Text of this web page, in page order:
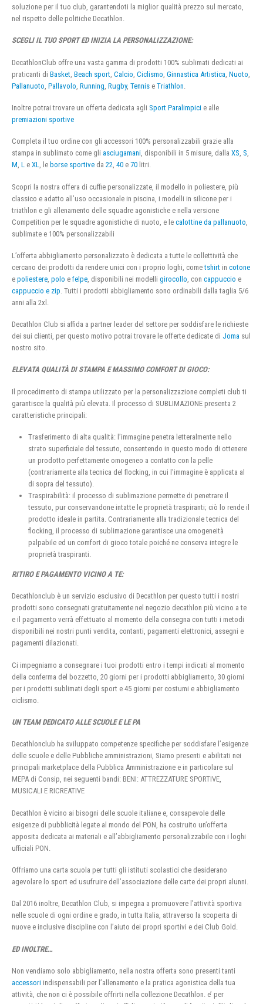
soluzione per il tuo club, garantendoti la miglior qualità prezzo sul mercato,
nel rispetto delle politiche Decathlon.
SCEGLI IL TUO SPORT ED INIZIA LA PERSONALIZZAZIONE:
DecathlonClub offre una vasta gamma di prodotti 100% sublimati dedicati ai
praticanti di Basket Beach sport Calcio Ciclismo Ginnastica Artistica Nuoto
Pallanuoto Pallavolo Running Rugby, Tennis e Triathlon
Inoltre potrai trovare un offerta dedicata agli Sport Paralimpici e alle
premiazioni sportive
Completa il tuo ordine con gli accessori 100% personalizzabili grazie alla
stampa in sublimato come gli asciugamani, disponibili in 5 misure, dalla XS, S,
M, L e XL, le borse sportive da 22, 40 e 70 litri.
Scopri la nostra offera di cuffie personalizzate, il modello in poliestere, più
classico e adatto all’uso occasionale in piscina, i modelli in silicone per i
triathlon e gli allenamento delle squadre agonistiche e nella versione
Competition per le squadre agonistiche di nuoto, e le calottine da pallanuoto
sublimate e 100% personalizzabili
L’offerta abbigliamento personalizzato è dedicata a tutte le collettività che
cercano dei prodotti da rendere unici con i proprio loghi, cometshirt in cotone
e poliestere polo e felpe , disponibili nei modelli girocollo , con cappuccio e
cappuccio e zip . Tutti i prodotti abbigliamento sono ordinabili dalla taglia 5/6
anni alla 2xl.
Decathlon Club si affida a partner leader del settore per soddisfare le richieste
dei sui clienti, per questo motivo potrai trovare le offerte dedicate di Joma sul
nostro sito.
ELEVATA QUALITÀ DI STAMPA E MASSIMO COMFORT DI GIOCO:
Il procedimento di stampa utilizzato per la personalizzazione completi club ti
garantisce la qualità più elevata. Il processo di SUBLIMAZIONE presenta 2
caratteristiche principali:
Trasferimento di alta qualità: l’immagine penetra letteralmente nello
strato superficiale del tessuto, consentendo in questo modo di ottenere
un prodotto perfettamente omogeneo a contatto con la pelle
(contrariamente alla tecnica del flocking, in cui l’immagine è applicata al
di sopra del tessuto).
Traspirabilità: il processo di sublimazione permette di penetrare il
tessuto, pur conservandone intatte le proprietà traspiranti; ciò lo rende il
prodotto ideale in partita. Contrariamente alla tradizionale tecnica del
flocking, il processo di sublimazione garantisce una omogeneità
palpabile ed un comfort di gioco totale poiché ne conserva integre le
proprietà traspiranti.
RITIRO E PAGAMENTO VICINO A TE:
Decathlonclub è un servizio esclusivo di Decathlon per questo tutti i nostri
prodotti sono consegnati gratuitamente nel negozio decathlon più vicino a te
e il pagamento verrà effettuato al momento della consegna con tutti i metodi
disponibili nei nostri punti vendita, contanti, pagamenti elettronici, assegni e
pagamenti dilazionati.
Ci impegniamo a consegnare i tuoi prodotti entro i tempi indicati al momento
della conferma del bozzetto, 20 giorni per i prodotti abbigliamento, 30 giorni
per i prodotti sublimati degli sport e 45 giorni per costumi e abbigliamento
ciclismo.
UN TEAM DEDICATO ALLE SCUOLE E LE PA
Decathlonclub ha sviluppato competenze specifiche per soddisfare l’esigenze
delle scuole e delle Pubbliche amministrazioni, Siamo presenti e abilitati nei
principali marketplace della Pubblica Amministrazione e in particolare sul
MEPA di Consip, nei seguenti bandi: BENI: ATTREZZATURE SPORTIVE,
MUSICALI E RICREATIVE
Decathlon è vicino ai bisogni delle scuole italiane e, consapevole delle
esigenze di pubblicità legate al mondo del PON, ha costruito un’offerta
apposita dedicata ai materiali e all’abbigliamento personalizzabile con i loghi
ufficiali PON.
Offriamo una carta scuola per tutti gli istituti scolastici che desiderano
agevolare lo sport ed usufruire dell’associazione delle carte dei propri alunni.
Dal 2016 inoltre, Decathlon Club, si impegna a promuovere l’attività sportiva
nelle scuole di ogni ordine e grado, in tutta Italia, attraverso la scoperta di
nuove e inclusive discipline con l’aiuto dei propri sportivi e dei Club Gold.
ED INOLTRE…
Non vendiamo solo abbigliamento, nella nostra offerta sono presenti tanti
accessori indispensabili per l’allenamento e la pratica agonistica della tua
attività, che non ci è possibile offrirti nella collezione Decathlon. e’ per